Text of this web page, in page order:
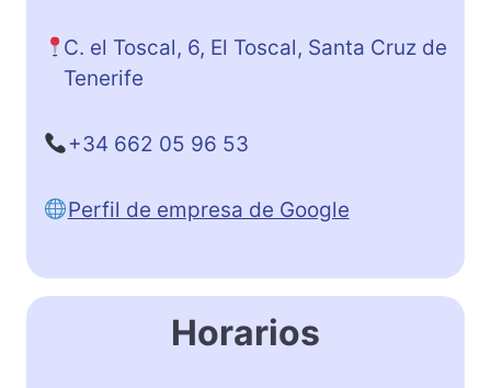
C. el Toscal, 6, El Toscal, Santa Cruz de
Tenerife
+34 662 05 96 53
Perfil de empresa de Google
Horarios